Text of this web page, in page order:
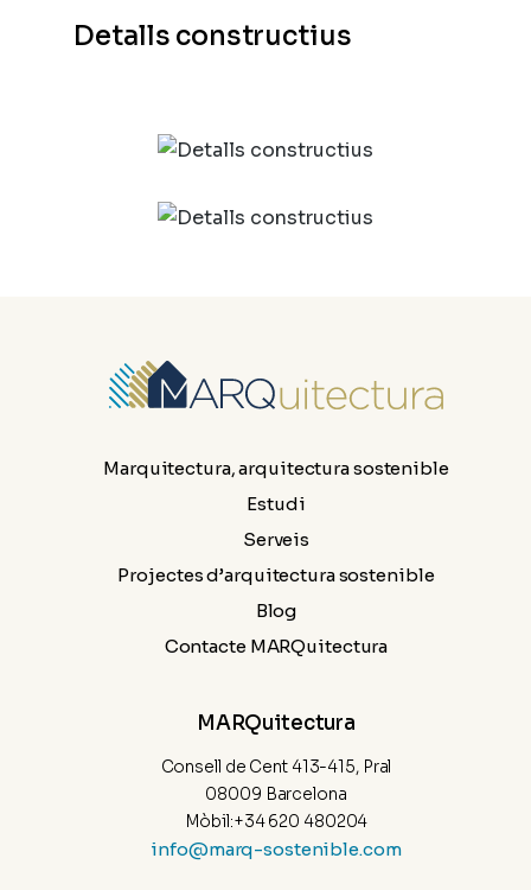
Detalls constructius
Marquitectura, arquitectura sostenible
Estudi
Serveis
Projectes d’arquitectura sostenible
Blog
Contacte MARQuitectura
MARQuitectura
Consell de Cent 413-415, Pral
08009 Barcelona
Mòbil:+34 620 480204
info@marq-sostenible.com